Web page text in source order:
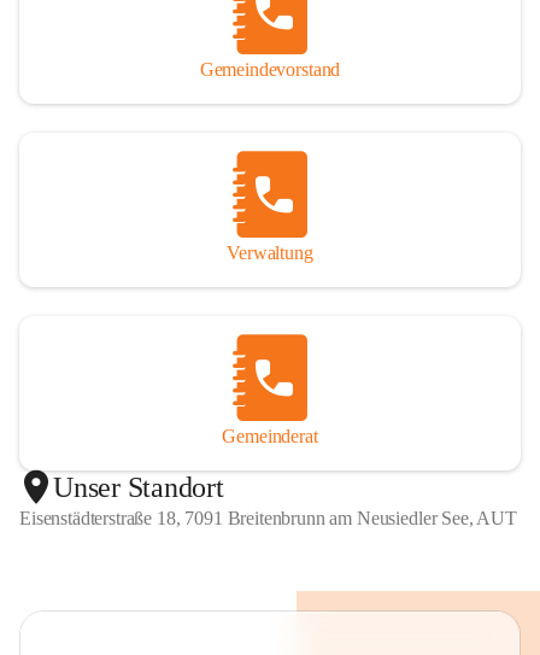
Gemeindevorstand
Verwaltung
Gemeinderat
Unser Standort
Eisenstädterstraße 18, 7091 Breitenbrunn am Neusiedler See, AUT